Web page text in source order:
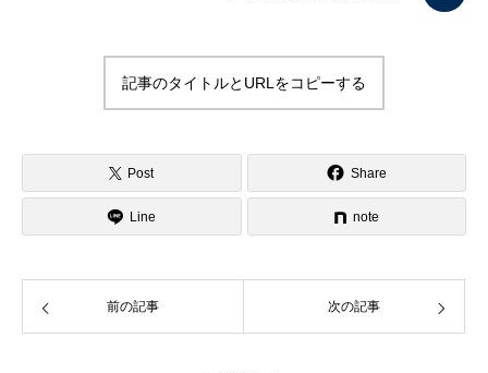
記事のタイトルとURLをコピーする
Post Share
Line note
前の記事 次の記事